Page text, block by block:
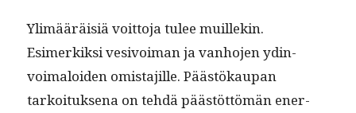
Ylimääräisiä voit­to­ja tulee muillekin.
Esimerkik­si vesivoiman ja van­ho­jen ydin­
voimaloiden omis­ta­jille. Päästökau­pan
tarkoituk­se­na on tehdä päästöt­tömän ener­